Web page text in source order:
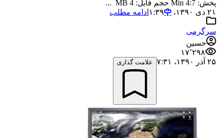
پخش: 4:7 Min حجم فایل: 4 MB ...
۲۱ دی ۱۳۹۰،‏ ۱:۳۹
ادامه مطلب
سرگرمی
حسین
۱۷٬۲۹۸
۲۵ آذر ۱۳۹۰،‏ ۷:۳۱
علامت گذاری